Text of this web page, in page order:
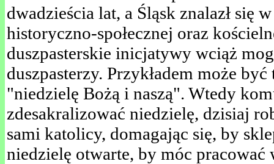
dwadzieścia lat, a Śląsk znalazł się
historyczno-społecznej oraz
duszpasterskie inicjatywy wciąż
duszpasterzy. Przykładem może
"niedzielę Bożą i naszą". Wtedy
zdesakralizować niedzielę, dzisiaj
sami katolicy, domagając się, by
niedzielę otwarte, by móc pracować